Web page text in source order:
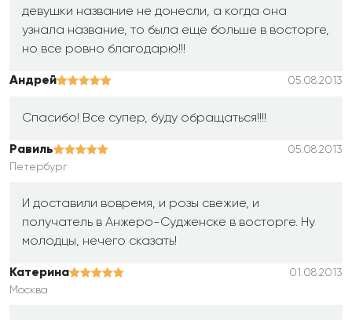
девушки название не донесли, а когда она
узнала название, то была еще больше в восторге,
но все ровно благодарю!!!
Андрей 05.08.2013
Спасибо! Все супер, буду обращаться!!!!
Равиль
05.08.2013
Петербург
И доставили вовремя, и розы свежие, и
получатель в Анжеро-Судженске в восторге. Ну
молодцы, нечего сказать!
Катерина
01.08.2013
Москва